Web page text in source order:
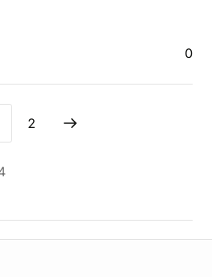
0
2